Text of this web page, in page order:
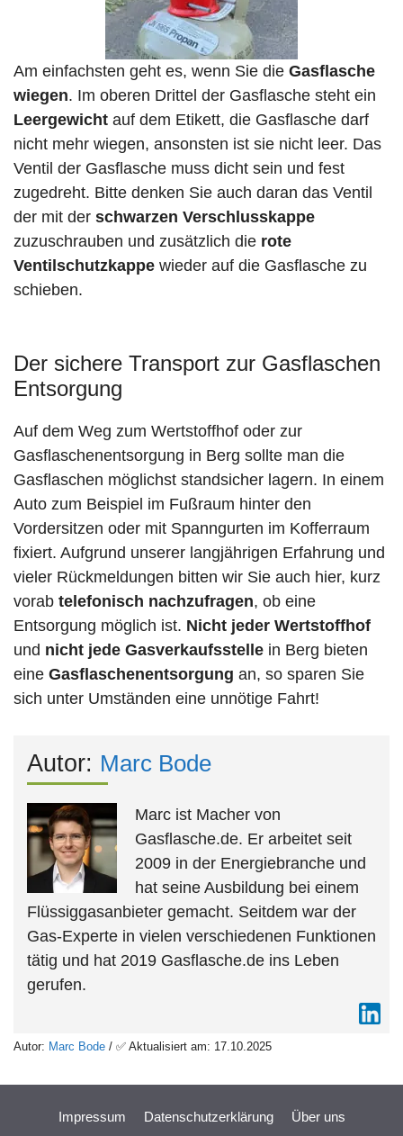
Am einfachsten geht es, wenn Sie die Gasflasche
wiegen. Im oberen Drittel der Gasflasche steht ein
Leergewicht auf dem Etikett, die Gasflasche darf
nicht mehr wiegen, ansonsten ist sie nicht leer. Das
Ventil der Gasflasche muss dicht sein und fest
zugedreht. Bitte denken Sie auch daran das Ventil
der mit der schwarzen Verschlusskappe
zuzuschrauben und zusätzlich die rote
Ventilschutzkappe wieder auf die Gasflasche zu
schieben.
Der sichere Transport zur Gasflaschen
Entsorgung
Auf dem Weg zum Wertstoffhof oder zur
Gasflaschenentsorgung in Berg sollte man die
Gasflaschen möglichst standsicher lagern. In einem
Auto zum Beispiel im Fußraum hinter den
Vordersitzen oder mit Spanngurten im Kofferraum
fixiert. Aufgrund unserer langjährigen Erfahrung und
vieler Rückmeldungen bitten wir Sie auch hier, kurz
vorab telefonisch nachzufragen, ob eine
Entsorgung möglich ist. Nicht jeder Wertstoffhof
und nicht jede Gasverkaufsstelle in Berg bieten
eine Gasflaschenentsorgung an, so sparen Sie
sich unter Umständen eine unnötige Fahrt!
Autor: Marc Bode
Marc ist Macher von
Gasflasche.de. Er arbeitet seit
2009 in der Energiebranche und
hat seine Ausbildung bei einem
Flüssiggasanbieter gemacht. Seitdem war der
Gas-Experte in vielen verschiedenen Funktionen
tätig und hat 2019 Gasflasche.de ins Leben
gerufen.
Autor: Marc Bode / ✅ Aktualisiert am: 17.10.2025
Impressum Datenschutzerklärung Über uns